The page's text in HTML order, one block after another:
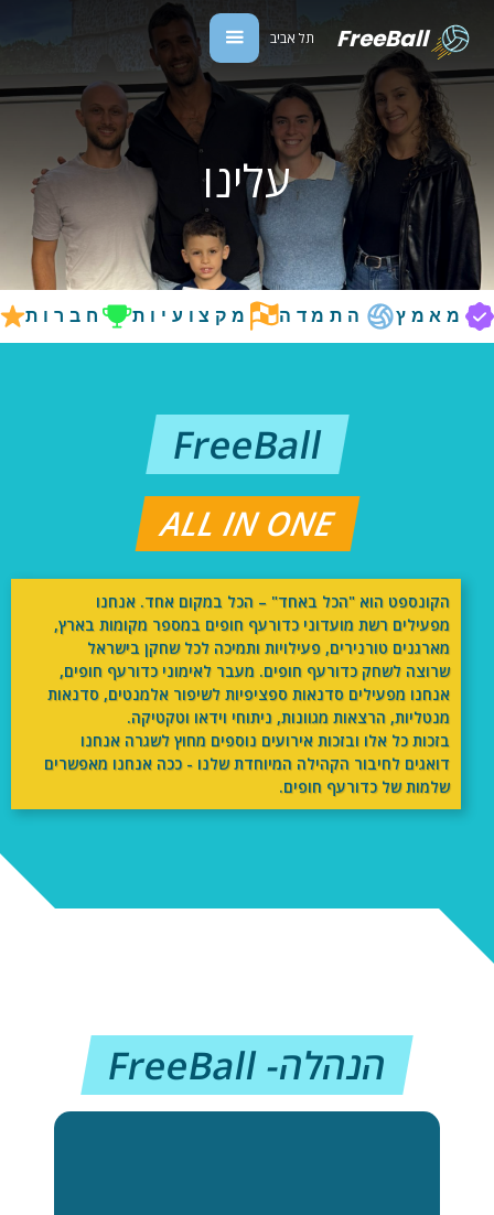
FreeBall תל אביב
עלינו
מאמץ התמדה מקצועיות חברות
FreeBall
ALL IN ONE
הקונספט הוא "הכל באחד" – הכל במקום אחד. אנחנו
מפעילים רשת מועדוני כדורעף חופים במספר מקומות בארץ,
מארגנים טורנירים, פעילויות ותמיכה לכל שחקן בישראל
שרוצה לשחק כדורעף חופים. מעבר לאימוני כדורעף חופים,
אנחנו מפעילים סדנאות ספציפיות לשיפור אלמנטים, סדנאות
מנטליות, הרצאות מגוונות, ניתוחי וידאו וטקטיקה.
בזכות כל אלו ובזכות אירועים נוספים מחוץ לשגרה אנחנו
דואגים לחיבור הקהילה המיוחדת שלנו - ככה אנחנו מאפשרים
שלמות של כדורעף חופים.
הנהלה- FreeBall